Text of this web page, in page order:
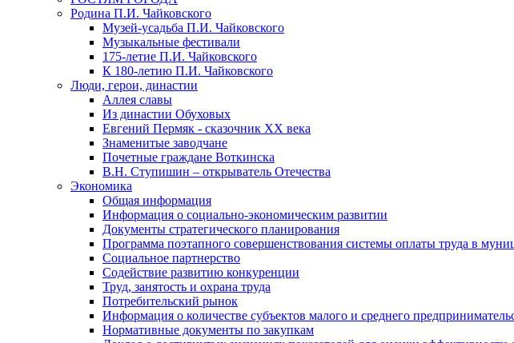
Родина П.И. Чайковского
Музей-усадьба П.И. Чайковского
Музыкальные фестивали
175-летие П.И. Чайковского
К 180-летию П.И. Чайковского
Люди, герои, династии
Аллея славы
Из династии Обуховых
Евгений Пермяк - сказочник XX века
Знаменитые заводчане
Почетные граждане Воткинска
В.Н. Ступишин – открыватель Отечества
Экономика
Общая информация
Информация о социально-экономическим развитии
Документы стратегического планирования
Программа поэтапного совершенствования системы оплаты труда в
Социальное партнерство
Содействие развитию конкуренции
Труд, занятость и охрана труда
Потребительский рынок
Информация о количестве субъектов малого и среднего
Нормативные документы по закупкам